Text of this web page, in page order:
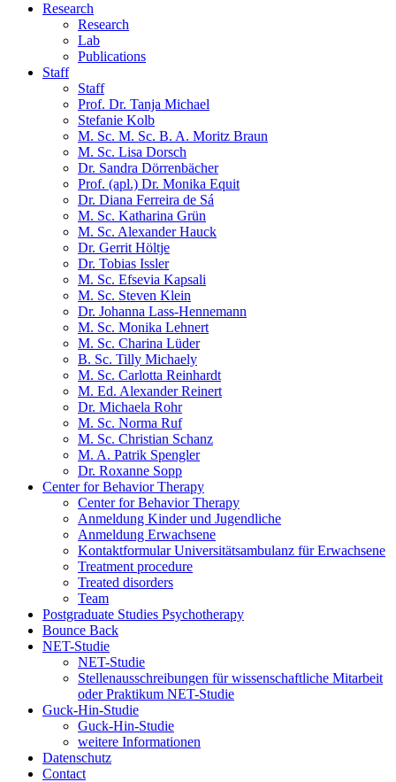
Research
Research
Lab
Publications
Staff
Staff
Prof. Dr. Tanja Michael
Stefanie Kolb
M. Sc. M. Sc. B. A. Moritz Braun
M. Sc. Lisa Dorsch
Dr. Sandra Dörrenbächer
Prof. (apl.) Dr. Monika Equit
Dr. Diana Ferreira de Sá
M. Sc. Katharina Grün
M. Sc. Alexander Hauck
Dr. Gerrit Höltje
Dr. Tobias Issler
M. Sc. Efsevia Kapsali
M. Sc. Steven Klein
Dr. Johanna Lass-Hennemann
M. Sc. Monika Lehnert
M. Sc. Charina Lüder
B. Sc. Tilly Michaely
M. Sc. Carlotta Reinhardt
M. Ed. Alexander Reinert
Dr. Michaela Rohr
M. Sc. Norma Ruf
M. Sc. Christian Schanz
M. A. Patrik Spengler
Dr. Roxanne Sopp
Center for Behavior Therapy
Center for Behavior Therapy
Anmeldung Kinder und Jugendliche
Anmeldung Erwachsene
Kontaktformular Universitätsambulanz für Erwachsene
Treatment procedure
Treated disorders
Team
Postgraduate Studies Psychotherapy
Bounce Back
NET-Studie
NET-Studie
Stellenausschreibungen für wissenschaftliche Mitarbeit
oder Praktikum NET-Studie
Guck-Hin-Studie
Guck-Hin-Studie
weitere Informationen
Datenschutz
Contact